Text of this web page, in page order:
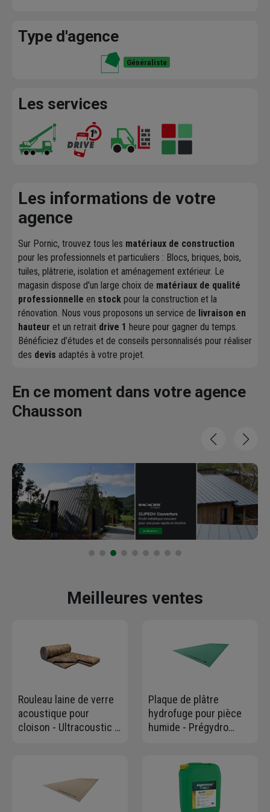
Type d'agence
Généraliste
Les services
Les informations de votre
agence
Sur Pornic, trouvez tous les matériaux de construction
pour les professionnels et particuliers : Blocs, briques, bois,
tuiles, plâtrerie, isolation et aménagement extérieur. Le
magasin dispose d'un large choix de matériaux de qualité
professionnelle en stock pour la construction et la
rénovation. Nous vous proposons un service de livraison en
hauteur et un retrait drive 1 heure pour gagner du temps.
Bénéficiez d’études et de conseils personnalisés pour réaliser
des devis adaptés à votre projet.
En ce moment dans votre agence
Chausson
Meilleures ventes
Rouleau laine de verre
acoustique pour
cloison - Ultracoustic -
Plaque de plâtre
hydrofuge pour pièce
humide - Prégydro